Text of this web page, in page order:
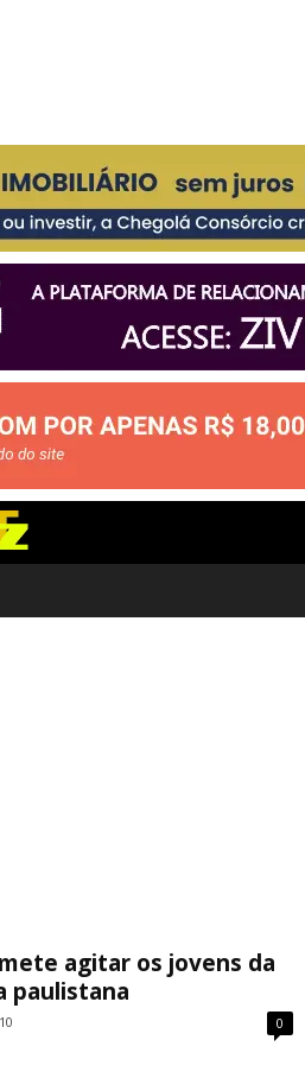
agitar os jovens da
paulistana
0